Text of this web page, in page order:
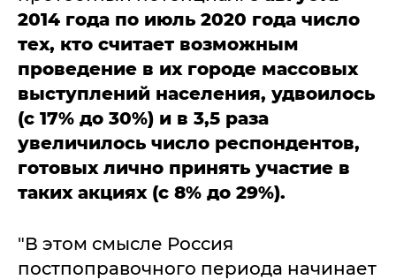
2014 года по июль 2020 года число
тех, кто считает возможным
проведение в их городе массовых
выступлений населения, удвоилось
(с 17% до 30%) и в 3,5 раза
увеличилось число респондентов,
готовых лично принять участие в
таких акциях (с 8% до 29%).
"В этом смысле Россия
постпоправочного периода начинает